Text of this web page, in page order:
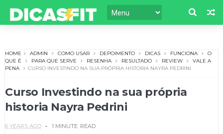
HOME ADMIN COMO USAR DEPOIMENTO DICAS FUNCIONA
O
QUE É
PARA QUE SERVE RESENHA RESULTADO REVIEW
VALE A
PENA
CURSO INVESTINDO NA SUA PRÓPRIA HISTORIA NAYRA PEDRINI
Curso Investindo na sua própria
historia Nayra Pedrini
6 YEARS AGO 1 MINUTE READ